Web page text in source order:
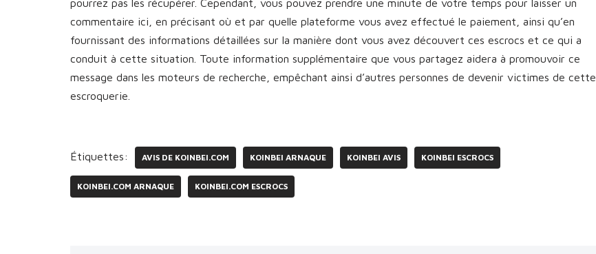
pourrez pas les récupérer. Cependant, vous pouvez prendre une minute de votre temps pour laisser un
commentaire ici, en précisant où et par quelle plateforme vous avez effectué le paiement, ainsi qu’en
fournissant des informations détaillées sur la manière dont vous avez découvert ces escrocs et ce qui a
conduit à cette situation. Toute information supplémentaire que vous partagez aidera à promouvoir ce
message dans les moteurs de recherche, empêchant ainsi d’autres personnes de devenir victimes de cette
escroquerie.
Étiquettes: AVIS DE KOINBEI.COM KOINBEI ARNAQUE KOINBEI AVIS KOINBEI ESCROCS
KOINBEI.COM ARNAQUE KOINBEI.COM ESCROCS